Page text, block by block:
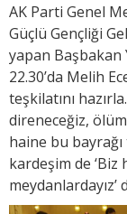
AK Parti Genel
Güçlü Gençliği
yapan Başbakan
22.30’da Melih
teşkilatını
direneceğiz,
haine bu
kardeşim de ‘Biz
meydanlardayız’